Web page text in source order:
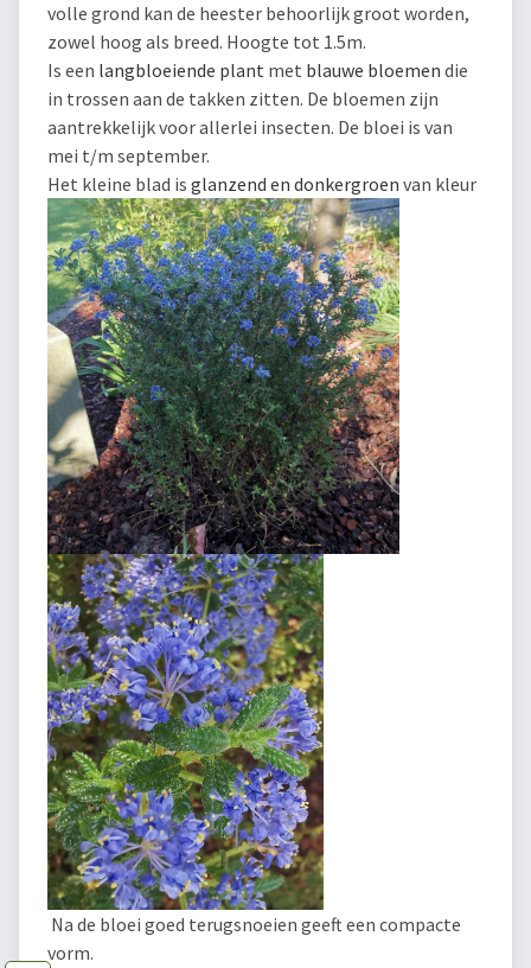
volle grond kan de heester behoorlijk groot worden,
zowel hoog als breed. Hoogte tot 1.5m.
Is een langbloeiende plant met blauwe bloemen die
in trossen aan de takken zitten. De bloemen zijn
aantrekkelijk voor allerlei insecten. De bloei is van
mei t/m september.
Het kleine blad is glanzend en donkergroen van kleur
Na de bloei goed terugsnoeien geeft een compacte
vorm.